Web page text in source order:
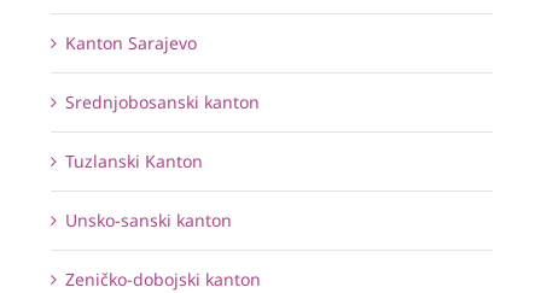
Kanton Sarajevo
Srednjobosanski kanton
Tuzlanski Kanton
Unsko-sanski kanton
Zeničko-dobojski kanton